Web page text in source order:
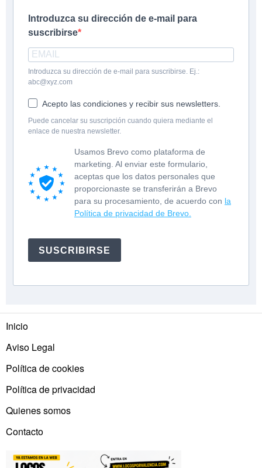
Introduzca su dirección de e-mail para
suscribirse
Introduzca su dirección de e-mail para suscribirse. Ej.:
abc@xyz.com
Acepto las condiciones y recibir sus newsletters.
Puede cancelar su suscripción cuando quiera mediante el
enlace de nuestra newsletter.
Usamos Brevo como plataforma de
marketing. Al enviar este formulario,
aceptas que los datos personales que
proporcionaste se transferirán a Brevo
para su procesamiento, de acuerdo con la
Política de privacidad de Brevo.
SUSCRIBIRSE
Inicio
Aviso Legal
Política de cookies
Política de privacidad
Quienes somos
Contacto